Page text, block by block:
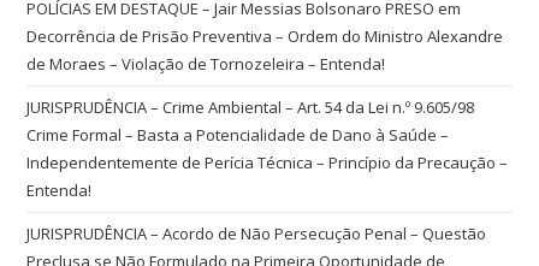
POLÍCIAS EM DESTAQUE – Jair Messias Bolsonaro PRESO em
Decorrência de Prisão Preventiva – Ordem do Ministro Alexandre
de Moraes – Violação de Tornozeleira – Entenda!
JURISPRUDÊNCIA – Crime Ambiental – Art. 54 da Lei n.º 9.605/98
Crime Formal – Basta a Potencialidade de Dano à Saúde –
Independentemente de Perícia Técnica – Princípio da Precaução –
Entenda!
JURISPRUDÊNCIA – Acordo de Não Persecução Penal – Questão
Preclusa se Não Formulado na Primeira Oportunidade de